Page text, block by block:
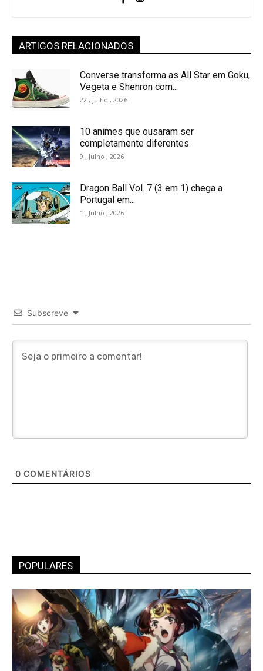
ARTIGOS RELACIONADOS
Converse transforma as All Star em Goku,
Vegeta e Shenron com...
22 , Julho , 2026
10 animes que ousaram ser
completamente diferentes
9 , Julho , 2026
Dragon Ball Vol. 7 (3 em 1) chega a
Portugal em...
1 , Julho , 2026
Subscreve
0 COMENTÁRIOS
POPULARES